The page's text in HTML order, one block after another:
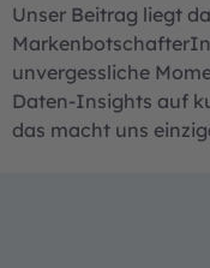
Unser Beitrag liegt
unvergessliche
Daten-Insights auf
das macht uns